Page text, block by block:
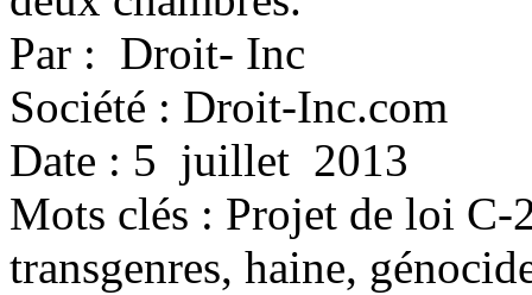
Par : Droit- Inc
Société : Droit-Inc.com
Date : 5 juillet 2013
Mots clés : Projet de loi C-
transgenres, haine,